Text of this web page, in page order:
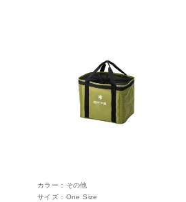
カラー： その他
サイズ： One Size